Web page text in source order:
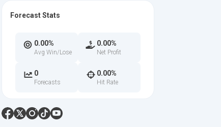
Forecast Stats
0.00%
Avg Win/Lose
0.00%
Net Profit
0
Forecasts
0.00%
Hit Rate